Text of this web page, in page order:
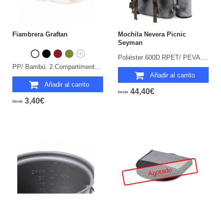
Fiambrera Graftan
PP/ Bambú. 2 Compartimentos 700 ml.
Añadir al carrito
Desde 3,40€
Mochila Nevera Picnic
Seyman
Poliéster 600D RPET/ PEVA. 32 Piezas. 4 Servicios. Parte Trasera y Cintas Acolchadas. Manta Picnic Poliéster RPET 160 g/ m2 Incluida.
Añadir al carrito
Desde 44,40€
Agotado